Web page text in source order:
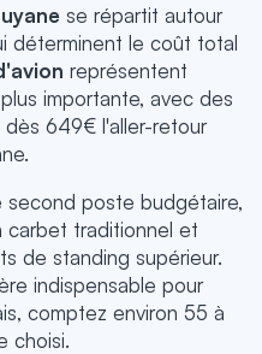
se répartit autour
déterminent le coût total
représentent
importante, avec des
649€ l'aller-retour
second poste budgétaire,
traditionnel et
de standing supérieur.
indispensable pour
comptez environ 55 à
choisi.